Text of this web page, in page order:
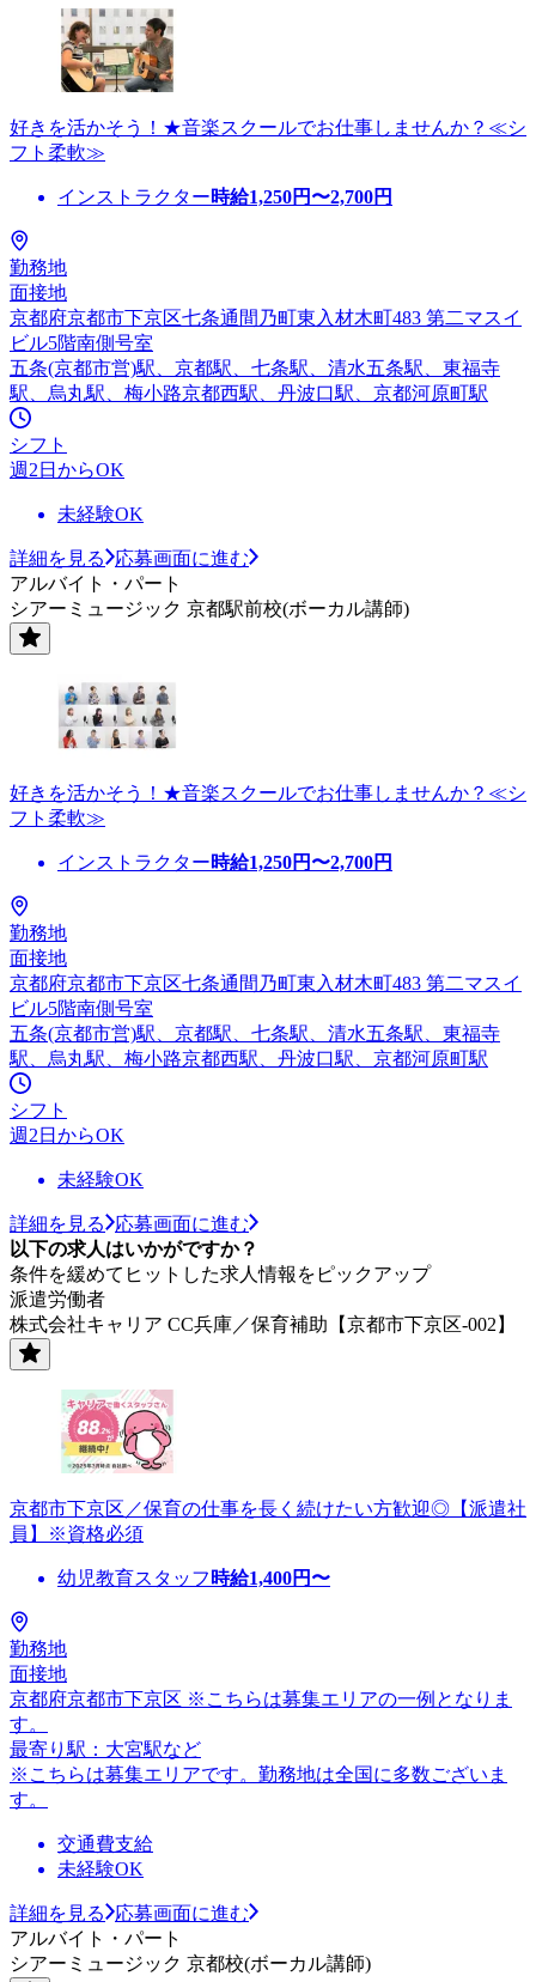
好きを活かそう！★音楽スクールでお仕事しませんか？≪シ
フト柔軟≫
インストラクター時給1,250円〜2,700円
勤務地
面接地
京都府京都市下京区七条通間乃町東入材木町483 第二マスイ
ビル5階南側号室
五条(京都市営)駅、京都駅、七条駅、清水五条駅、東福寺
駅、烏丸駅、梅小路京都西駅、丹波口駅、京都河原町駅
シフト
週2日からOK
未経験OK
詳細を見る
応募画面に進む
アルバイト・パート
シアーミュージック 京都駅前校(ボーカル講師)
好きを活かそう！★音楽スクールでお仕事しませんか？≪シ
フト柔軟≫
インストラクター時給1,250円〜2,700円
勤務地
面接地
京都府京都市下京区七条通間乃町東入材木町483 第二マスイ
ビル5階南側号室
五条(京都市営)駅、京都駅、七条駅、清水五条駅、東福寺
駅、烏丸駅、梅小路京都西駅、丹波口駅、京都河原町駅
シフト
週2日からOK
未経験OK
詳細を見る
応募画面に進む
以下の求人はいかがですか？
条件を緩めてヒットした求人情報をピックアップ
派遣労働者
株式会社キャリア CC兵庫／保育補助【京都市下京区-002】
京都市下京区／保育の仕事を長く続けたい方歓迎◎【派遣社
員】※資格必須
幼児教育スタッフ 時給1,400円〜
勤務地
面接地
京都府京都市下京区 ※こちらは募集エリアの一例となりま
す。
最寄り駅：大宮駅など
※こちらは募集エリアです。勤務地は全国に多数ございま
す。
交通費支給
未経験OK
詳細を見る
応募画面に進む
アルバイト・パート
シアーミュージック 京都校(ボーカル講師)